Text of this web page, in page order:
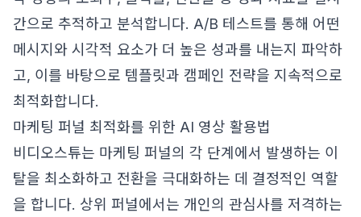
간으로 추적하고 분석합니다. A/B 테스트를 통해 어떤
메시지와 시각적 요소가 더 높은 성과를 내는지 파악하
고, 이를 바탕으로 템플릿과 캠페인 전략을 지속적으로
최적화합니다.
마케팅 퍼널 최적화를 위한 AI 영상 활용법
비디오스튜는 마케팅 퍼널의 각 단계에서 발생하는 이
탈을 최소화하고 전환을 극대화하는 데 결정적인 역할
을 합니다. 상위 퍼널에서는 개인의 관심사를 저격하는